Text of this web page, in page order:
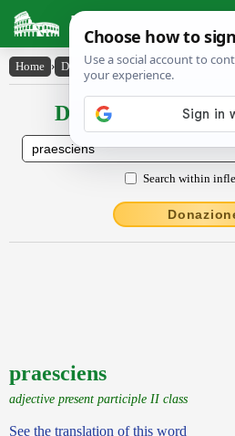
Latin Dictionary
Home › Declensions / Conjugations ›
Declensions /
Search within
praesciens
adjective present participle II class
See the translation of this word